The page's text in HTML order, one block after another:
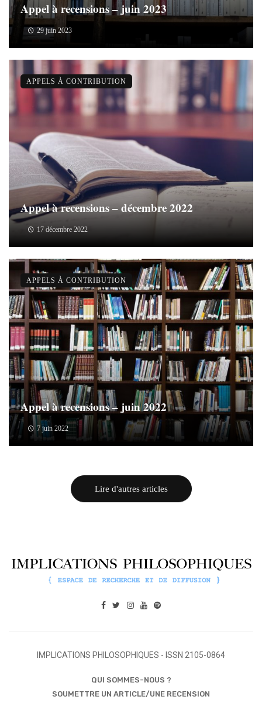
Appel à recensions – juin 2023
29 juin 2023
Appel à recensions – décembre 2022
17 décembre 2022
APPELS À CONTRIBUTION
Appel à recensions – juin 2022
7 juin 2022
APPELS À CONTRIBUTION
Lire d'autres articles
IMPLICATIONS PHILOSOPHIQUES - ISSN 2105-0864
QUI SOMMES-NOUS ?
SOUMETTRE UN ARTICLE/UNE RECENSION